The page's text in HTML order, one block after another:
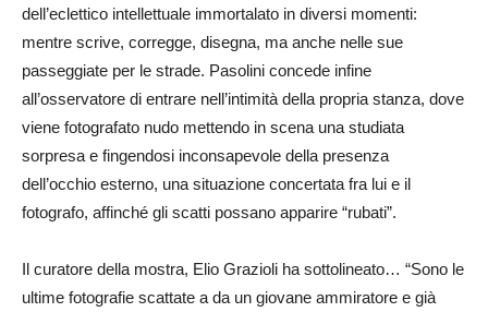
dell’eclettico intellettuale immortalato in diversi momenti:
mentre scrive, corregge, disegna, ma anche nelle sue
passeggiate per le strade. Pasolini concede infine
all’osservatore di entrare nell’intimità della propria stanza, dove
viene fotografato nudo mettendo in scena una studiata
sorpresa e fingendosi inconsapevole della presenza
dell’occhio esterno, una situazione concertata fra lui e il
fotografo, affinché gli scatti possano apparire “rubati”.
Il curatore della mostra, Elio Grazioli ha sottolineato… “Sono le
ultime fotografie scattate a da un giovane ammiratore e già